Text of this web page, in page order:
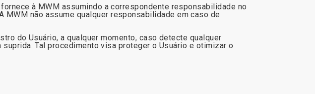
à MWM assumindo a correspondente responsabilidade no
não assume qualquer responsabilidade em caso de
do Usuário, a qualquer momento, caso detecte qualquer
Tal procedimento visa proteger o Usuário e otimizar o